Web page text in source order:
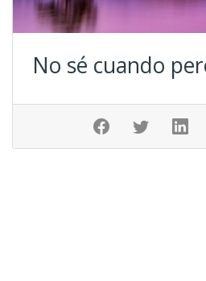
No sé cuando